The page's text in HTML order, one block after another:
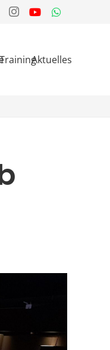
TrainingAktuelles